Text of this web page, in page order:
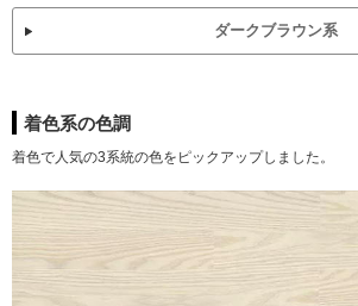
ダークブラウン系
着色系の色調
着色で人気の3系統の色をピックアップしました。